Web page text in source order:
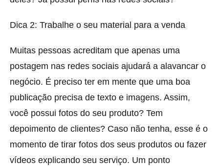
Dica 2: Trabalhe o seu material para a venda
Muitas pessoas acreditam que apenas uma
postagem nas redes sociais ajudará a alavancar o
negócio. É preciso ter em mente que uma boa
publicação precisa de texto e imagens. Assim,
você possui fotos do seu produto? Tem
depoimento de clientes? Caso não tenha, esse é o
momento de tirar fotos dos seus produtos ou fazer
vídeos explicando seu serviço. Um ponto